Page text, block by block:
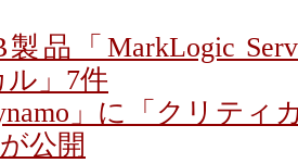
製品「MarkLogic
ル」7件
」に「クリティ
公開